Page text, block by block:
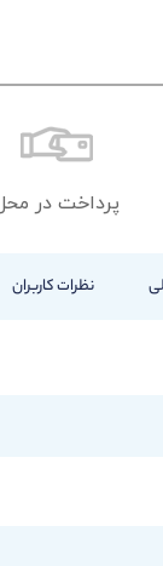
پرداخت در
نظرات کاربران